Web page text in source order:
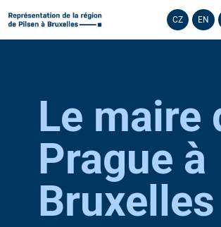
CZ EN
Le maire
Prague à
Bruxelles